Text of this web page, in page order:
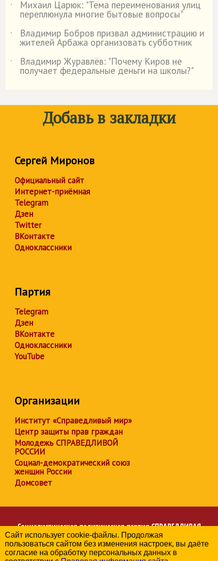
˙
Михаил Царюк: "Тема переименования улиц
переплюнула многие бытовые вопросы"
˙
Владимир Бобров призвал администрацию и
жителей Арбажа организовать субботник
˙
Владимир Журавлёв: "Почему Киров не
получает федеральные деньги на школы?"
Добавь в закладки
Сергей Миронов
Официальный сайт
Интернет-приёмная
Telegram
Дзен
Twitter
ВКонтакте
Одноклассники
Партия
Telegram
Дзен
ВКонтакте
Одноклассники
YouTube
Организации
Институт «Справедливый мир»
Центр защиты прав граждан
Молодежь СПРАВЕДЛИВОЙ
РОССИИ
Социал-демократический союз
женщин России
Домсовет
Социалистическая политическая партияСПРАВЕДЛИВАЯ
РОССИЯ
Региональное отделение партии в Кировской области
© 2006-2026
Сайт использует cookie-файлы. Продолжая
пользоваться сайтом без изменения настроек, вы даёте
согласие на обработку персональных данных в